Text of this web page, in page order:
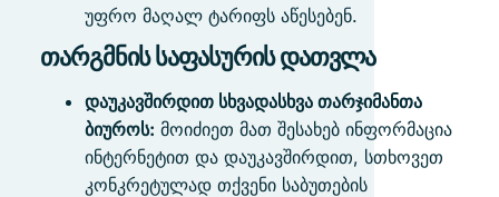
უფრო მაღალ ტარიფს აწესებენ.
თარგმნის საფასურის დათვლა
დაუკავშირდით სხვადასხვა თარჯიმანთა
ბიუროს: მოიძიეთ მათ შესახებ ინფორმაცია
ინტერნეტით და დაუკავშირდით, სთხოვეთ
კონკრეტულად თქვენი საბუთების